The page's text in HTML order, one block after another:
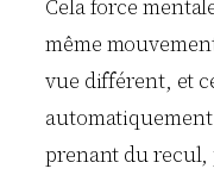
Cela force
même
vue différent, et
prenant du recul,